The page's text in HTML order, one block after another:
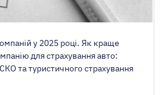
у 2025 році. Як краще
для страхування авто:
та туристичного страхування